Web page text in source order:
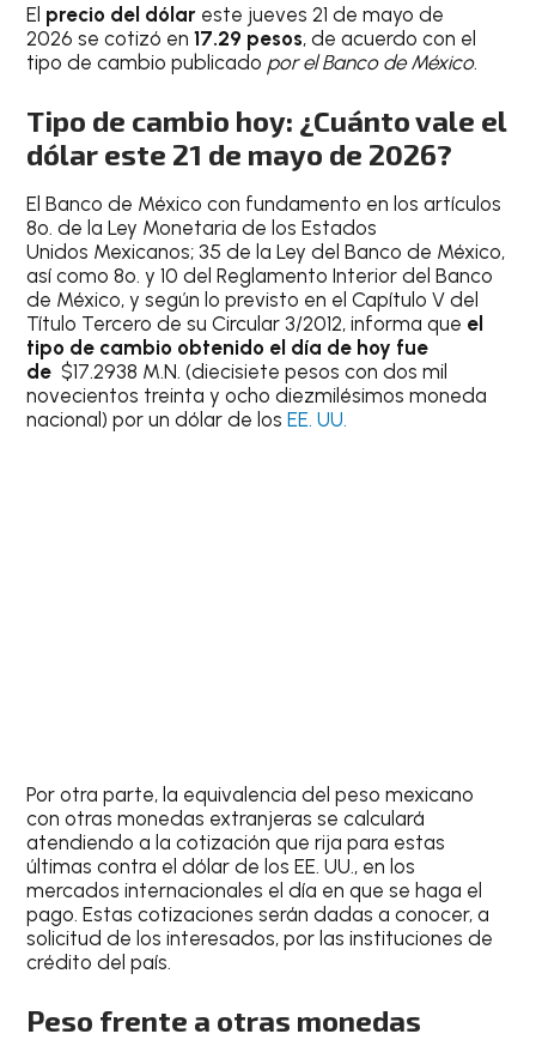
El precio del dólar este jueves 21 de mayo de
2026 se cotizó en17.29 pesos, de acuerdo con el
tipo de cambio publicado por el Banco de México.
Tipo de cambio hoy: ¿Cuánto vale el
dólar este 21 de mayo de 2026?
El Banco de México con fundamento en los artículos
8o. de la Ley Monetaria de los Estados
Unidos Mexicanos; 35 de la Ley del Banco de México,
así como 8o. y 10 del Reglamento Interior del Banco
de México, y según lo previsto en el Capítulo V del
Título Tercero de su Circular 3/2012, informa que el
tipo de cambio obtenido el día de hoy fue
de $17.2938 M.N. (diecisiete pesos con dos mil
novecientos treinta y ocho diezmilésimos moneda
nacional) por un dólar de losEE. UU.
Por otra parte, la equivalencia del peso mexicano
con otras monedas extranjeras se calculará
atendiendo a la cotización que rija para estas
últimas contra el dólar de los EE. UU., en los
mercados internacionales el día en que se haga el
pago. Estas cotizaciones serán dadas a conocer, a
solicitud de los interesados, por las instituciones de
crédito del país.
Peso frente a otras monedas